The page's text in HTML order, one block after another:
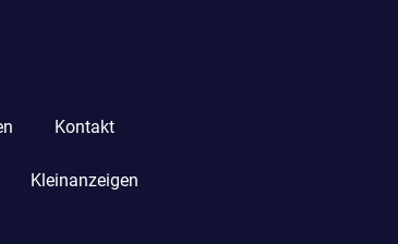
Kontakt
Kleinanzeigen